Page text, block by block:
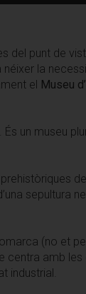
del punt de
la
el Museu
un museu
sepultura
(no et
centra amb
industrial.